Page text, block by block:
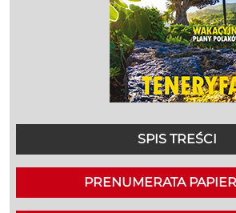
SPIS TREŚCI
PRENUMERATA